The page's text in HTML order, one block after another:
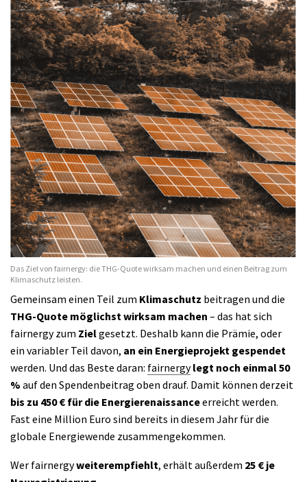
Das Ziel von fairnergy: die THG-Quote wirksam machen und einen Beitrag zum
Klimaschutz leisten.
Gemeinsam einen Teil zum Klimaschutz beitragen und die
THG-Quote möglichst wirksam machen – das hat sich
fairnergy zum Zielgesetzt. Deshalb kann die Prämie, oder
ein variabler Teil davon, an ein Energieprojekt gespendet
werden. Und das Beste daran: fairnergylegt noch einmal 50
% auf den Spendenbeitrag oben drauf. Damit können derzeit
bis zu 450 € für die Energierenaissanceerreicht werden.
Fast eine Million Euro sind bereits in diesem Jahr für die
globale Energiewende zusammengekommen.
Wer fairnergyweiterempfiehlt, erhält außerdem 25 € je